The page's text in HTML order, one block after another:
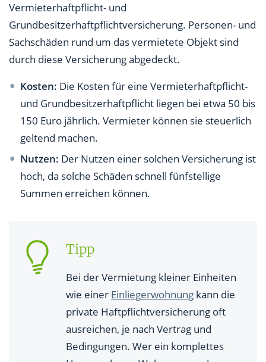
Vermieterhaftpflicht- und
Grundbesitzerhaftpflichtversicherung. Personen- und
Sachschäden rund um das vermietete Objekt sind
durch diese Versicherung abgedeckt.
Kosten: Die Kosten für eine Vermieterhaftpflicht-
und Grundbesitzerhaftpflicht liegen bei etwa 50 bis
150 Euro jährlich. Vermieter können sie steuerlich
geltend machen.
Nutzen: Der Nutzen einer solchen Versicherung ist
hoch, da solche Schäden schnell fünfstellige
Summen erreichen können.
Tipp
Bei der Vermietung kleiner Einheiten
wie einer Einliegerwohnung kann die
private Haftpflichtversicherung oft
ausreichen, je nach Vertrag und
Bedingungen. Wer ein komplettes